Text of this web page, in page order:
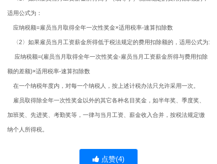
适用公式为：
应纳税额=雇员当月取得全年一次性奖金×适用税率-速算扣除数
〈2〉如果雇员当月工资薪金所得低于税法规定的费用扣除额的，适用公式为:
应纳税额=(雇员当月取得全年一次性奖金-雇员当月工资薪金所得与费用扣除
额的差额)×适用税率-速算扣除数
在一个纳税年度内，对每一个纳税人，按上述计税办法只允许采用一次。
雇员取得除全年一次性奖金以外的其它各种名目奖金，如半年奖、季度奖、
加班奖、先进奖、考勤奖等，一律与当月工资、薪金收入合并，按税法规定缴
纳个人所得税。
点赞(4)